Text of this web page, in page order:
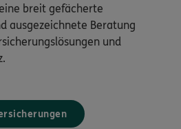
breit gefächerte
ausgezeichnete Beratung
und